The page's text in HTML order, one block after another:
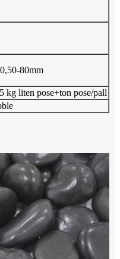
80mm
kg liten pose+ton pose/pall